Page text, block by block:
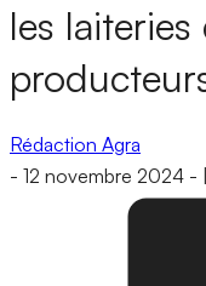
les
Rédaction Agra
- 12 novembre 2024 -